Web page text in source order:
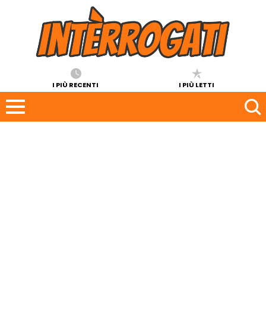
I PIÙ RECENTI I PIÙ LETTI